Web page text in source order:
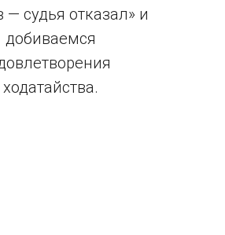
— судья отказал» и
добиваемся
ходатайства.